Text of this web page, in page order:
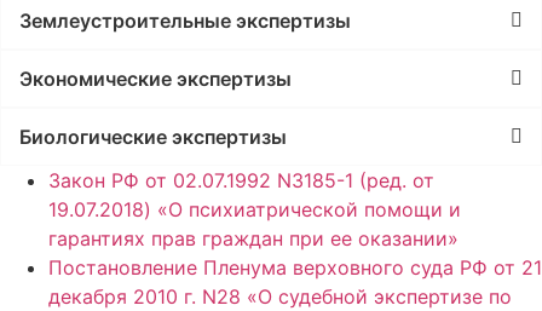
Землеустроительные экспертизы
Экономические экспертизы
Биологические экспертизы
Закон РФ от 02.07.1992 N3185-1 (ред. от
19.07.2018) «О психиатрической помощи и
гарантиях прав граждан при ее оказании»
Постановление Пленума верховного суда РФ от 21
декабря 2010 г. N28 «О судебной экспертизе по